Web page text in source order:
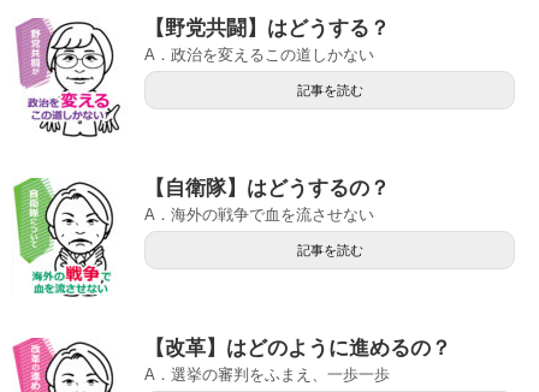
【野党共闘】はどうする？
A．政治を変えるこの道しかない
記事を読む
【自衛隊】はどうするの？
A．海外の戦争で血を流させない
記事を読む
【改革】はどのように進めるの？
A．選挙の審判をふまえ、一歩一歩